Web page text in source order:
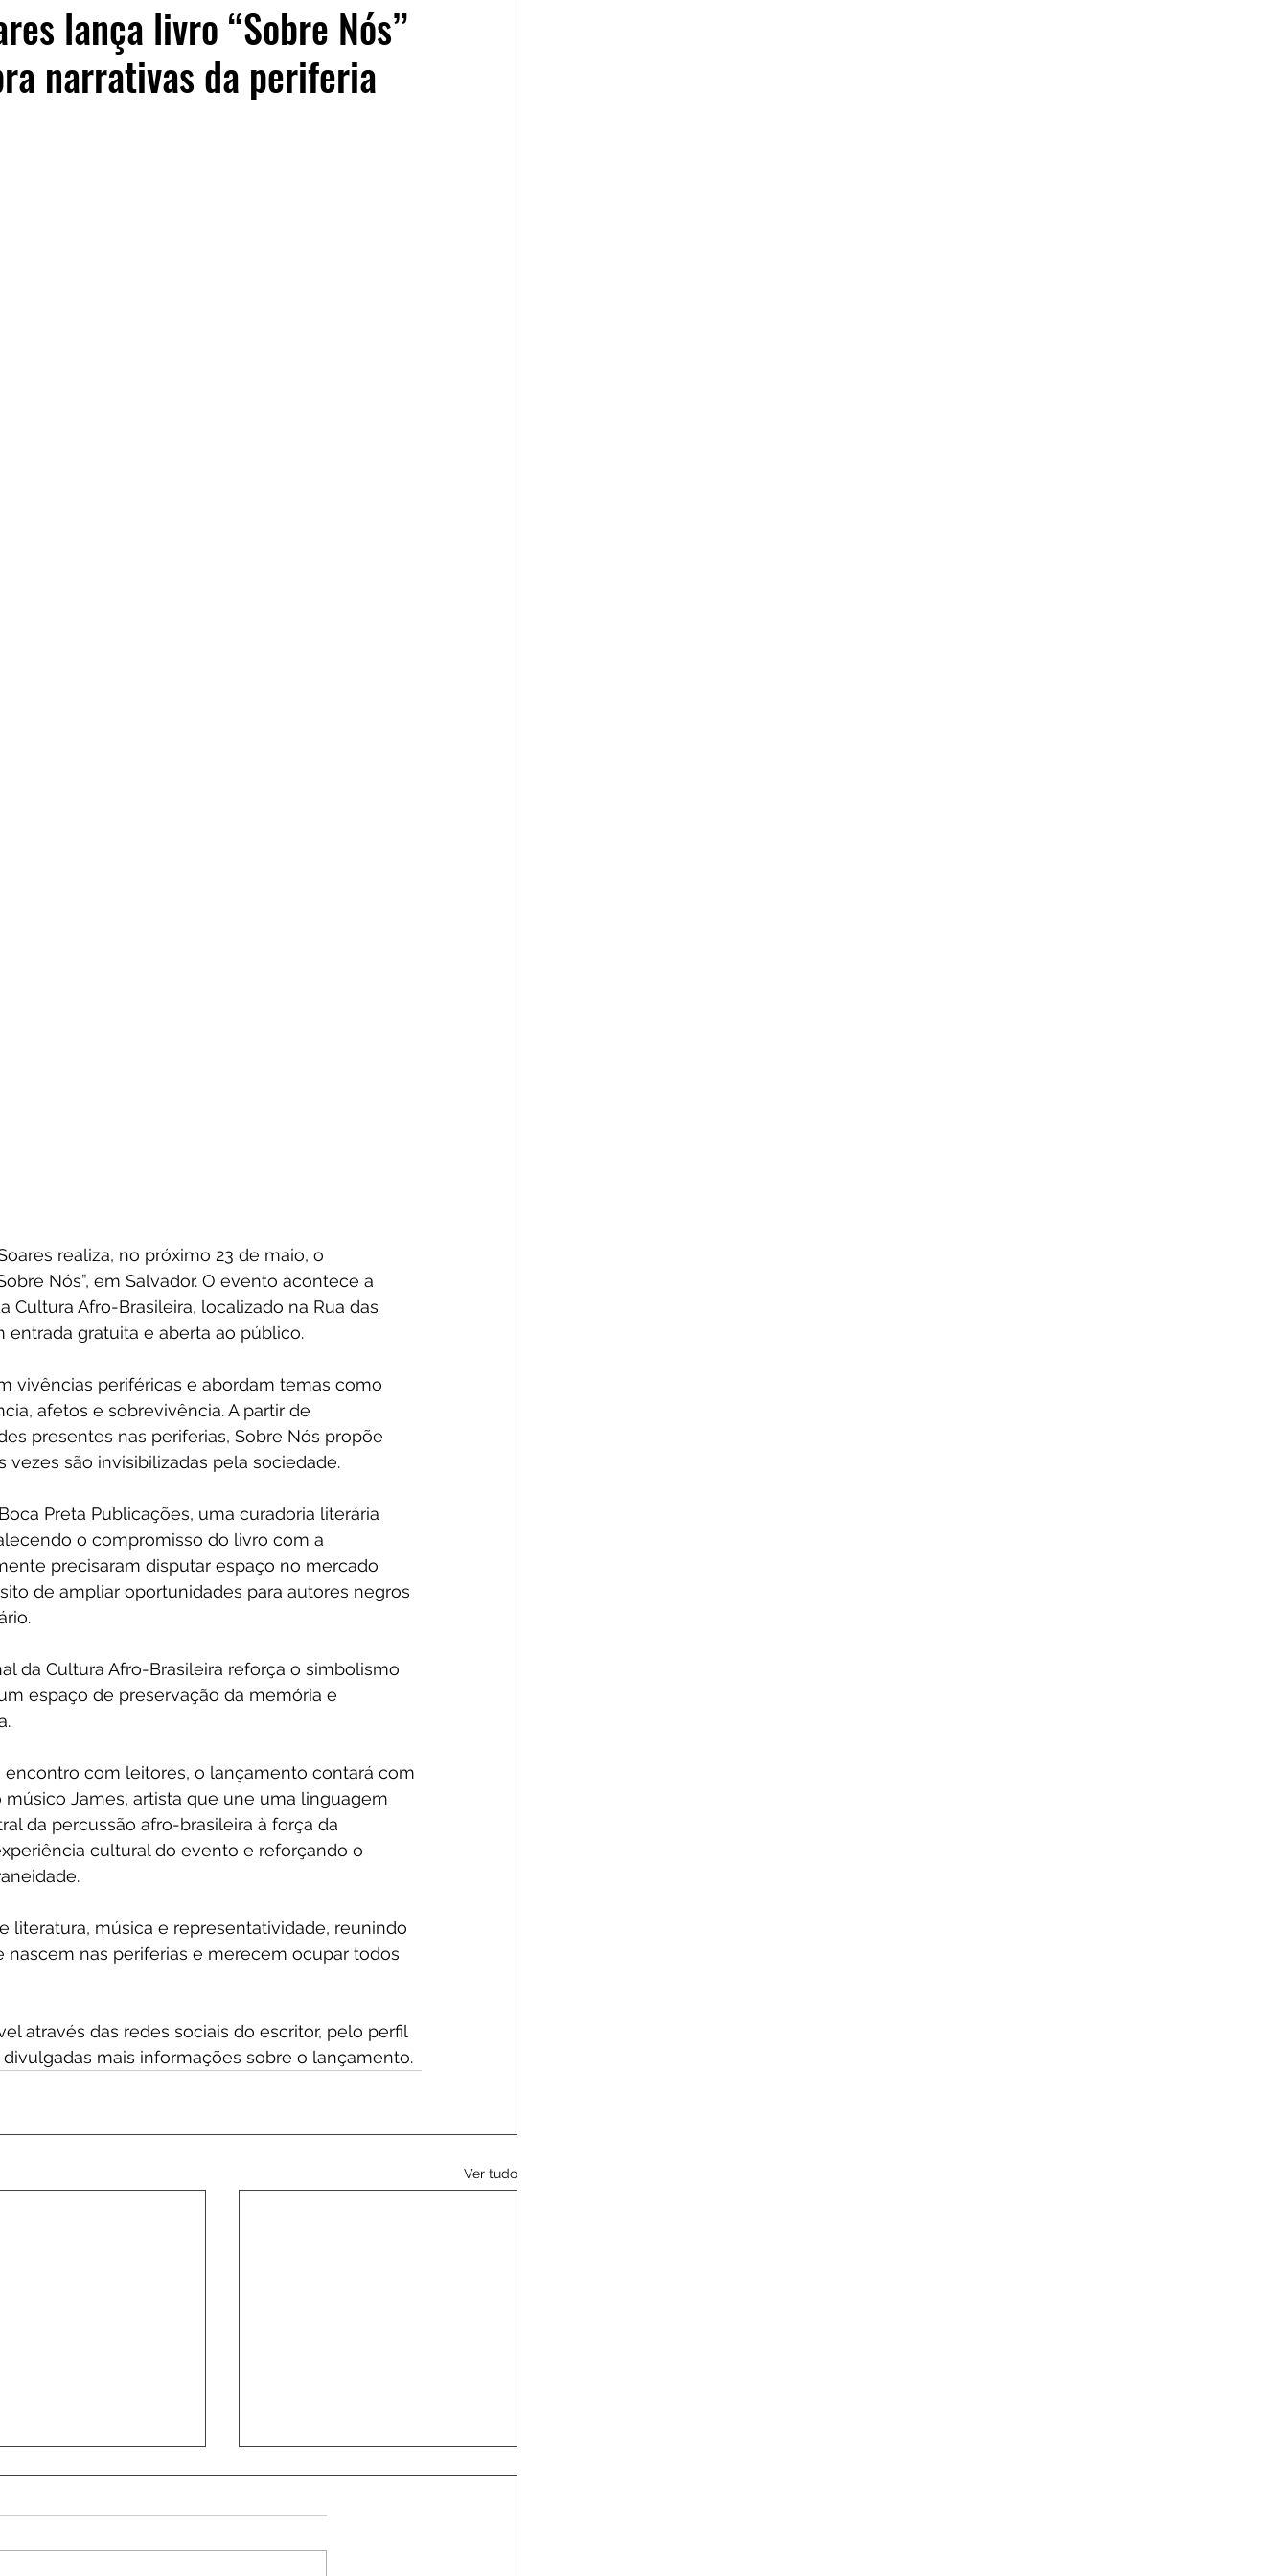
lança livro “Sobre Nós”
narrativas da periferia
realiza, no próximo 23 de maio, o
Nós”, em Salvador. O evento acontece a
Cultura Afro-Brasileira, localizado na Rua das
entrada gratuita e aberta ao público.
vivências periféricas e abordam temas como
afetos e sobrevivência. A partir de
presentes nas periferias, Sobre Nós propõe
são invisibilizadas pela sociedade.
Preta Publicações, uma curadoria literária
o compromisso do livro com a
precisaram disputar espaço no mercado
de ampliar oportunidades para autores negros
da Cultura Afro-Brasileira reforça o simbolismo
espaço de preservação da memória e
com leitores, o lançamento contará com
James, artista que une uma linguagem
da percussão afro-brasileira à força da
cultural do evento e reforçando o
literatura, música e representatividade, reunindo
nascem nas periferias e merecem ocupar todos
através das redes sociais do escritor, pelo perfil
mais informações sobre o lançamento.
Ver tudo